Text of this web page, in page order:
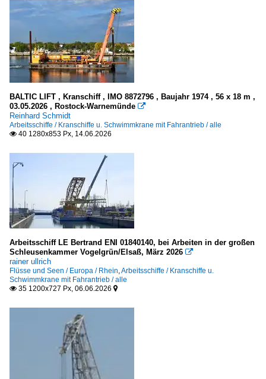
Flüsse und Seen
Neckar
Weser und Nebenflüsse
Europa
Mosel und Saar
Rhein
Kriegsschiffe
Hilfsschiffe, Versorger
Deutschland
Meere, Seegebiete
Deutschland
Ostsee
2016
2018
2019
2020
2020
2021
2022
2026
BALTIC LIFT , Kranschiff , IMO 8872796 , Baujahr 1974 , 56 x 18 m ,
03.05.2026 , Rostock-Warnemünde 
Reinhard Schmidt
Arbeitsschiffe / Kranschiffe u. Schwimmkrane mit Fahrantrieb / alle
 40 1280x853 Px, 14.06.2026
Arbeitsschiff LE Bertrand ENI 01840140, bei Arbeiten in der großen
Schleusenkammer Vogelgrün/Elsaß, März 2026 
rainer ullrich
Flüsse und Seen / Europa / Rhein,Arbeitsschiffe / Kranschiffe u.
Schwimmkrane mit Fahrantrieb / alle
 35 1200x727 Px, 06.06.2026 